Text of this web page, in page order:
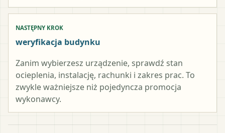
NASTĘPNY KROK
weryfikacja budynku
Zanim wybierzesz urządzenie, sprawdź stan
ocieplenia, instalację, rachunki i zakres prac. To
zwykle ważniejsze niż pojedyncza promocja
wykonawcy.